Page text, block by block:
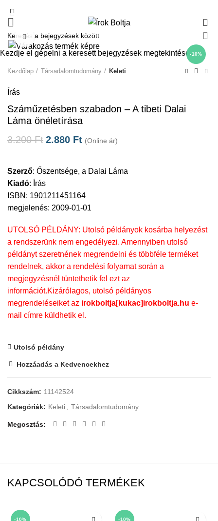
-10%
Click to enlarge
Kezdőlap Társadalomtudomány Keleti
Írás
Száműzetésben szabadon – A tibeti Dalai
Láma önéletírása
3.200Ft 2.880 Ft (Online ár)
Szerző: Őszentsége, a Dalai Láma
Kiadó: Írás
ISBN: 1901211451164
megjelenés: 2009-01-01
UTOLSÓ PÉLDÁNY: Utolsó példányok kosárba helyezést
a rendszerünk nem engedélyezi. Amennyiben utolsó
példányt szeretnének megrendelni és többféle terméket
rendelnek, akkor a rendelési folyamat során a
megjegyzésnél tüntethetik fel ezt az
információt.Kizárólagos, utolsó példányos
megrendeléseiket az irokboltja[kukac]irokboltja.hu e-
mail címre küldhetik el.
Utolsó példány
Hozzáadás a Kedvencekhez
Cikkszám: 11142524
Kategóriák: Keleti, Társadalomtudomány
Megosztás
KAPCSOLÓDÓ TERMÉKEK
-10% -10%
Kezdje el gépelni a keresett bejegyzések megtekintéséhez.